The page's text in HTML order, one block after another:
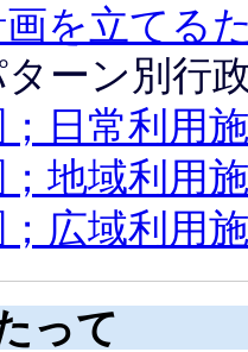
画を立てる
ターン別行
日常利用
地域利用
広域利用
って